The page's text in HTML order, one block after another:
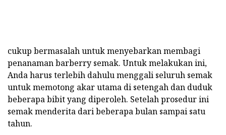
cukup bermasalah untuk menyebarkan membagi
penanaman barberry semak. Untuk melakukan ini,
Anda harus terlebih dahulu menggali seluruh semak
untuk memotong akar utama di setengah dan duduk
beberapa bibit yang diperoleh. Setelah prosedur ini
semak menderita dari beberapa bulan sampai satu
tahun.